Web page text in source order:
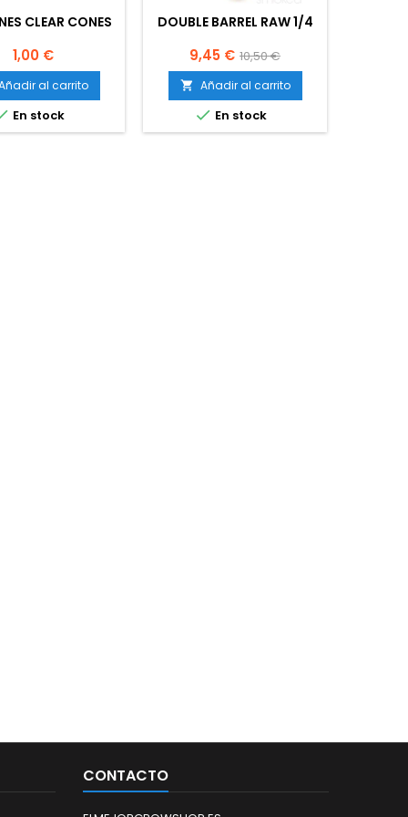
CLEAR CONES
Precio
1,00 €
al carrito
En stock
DOUBLE BARREL RAW 1/4
Precio
9,45 € Precio
base
10,50 €
 Añadir al carrito
 En stock
CONTACTO